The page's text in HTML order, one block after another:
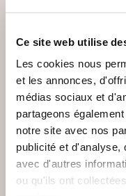
Ce site web utilise
Les cookies nous
et les annonces,
médias sociaux et
partageons
notre site avec nos
publicité et d'analyse,
avec d'autres
ou qu'ils ont
(0 avis)